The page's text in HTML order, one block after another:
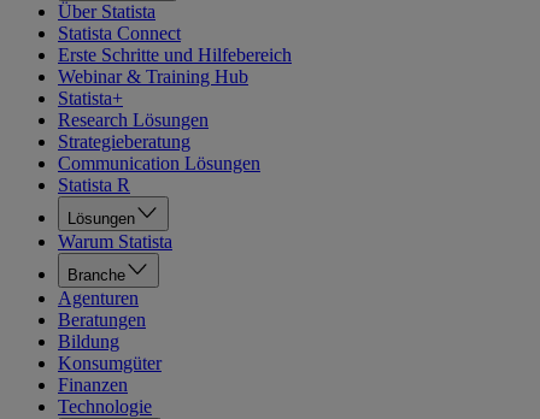
Über Statista
Statista Connect
Erste Schritte und Hilfebereich
Webinar & Training Hub
Statista+
Research Lösungen
Strategieberatung
Communication Lösungen
Statista R
Lösungen
Warum Statista
Branche
Agenturen
Beratungen
Bildung
Konsumgüter
Finanzen
Technologie